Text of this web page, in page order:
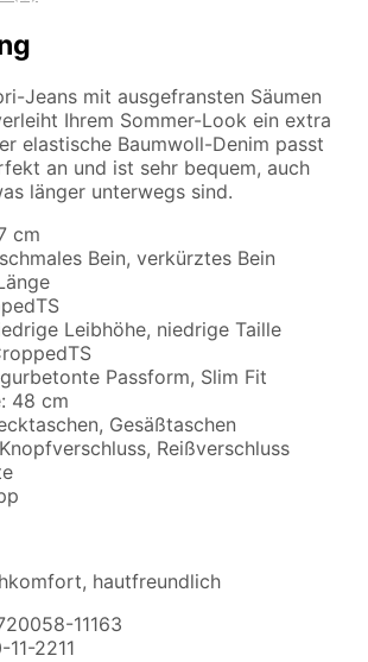
Jeans mit ausgefransten Säumen
Ihrem Sommer-Look ein extra
elastische Baumwoll-Denim passt
an und ist sehr bequem, auch
länger unterwegs sind.
cm
Bein, verkürztes Bein
Leibhöhe, niedrige Taille
Passform, Slim Fit
48 cm
Gesäßtaschen
Reißverschluss
hautfreundlich
11163
2211